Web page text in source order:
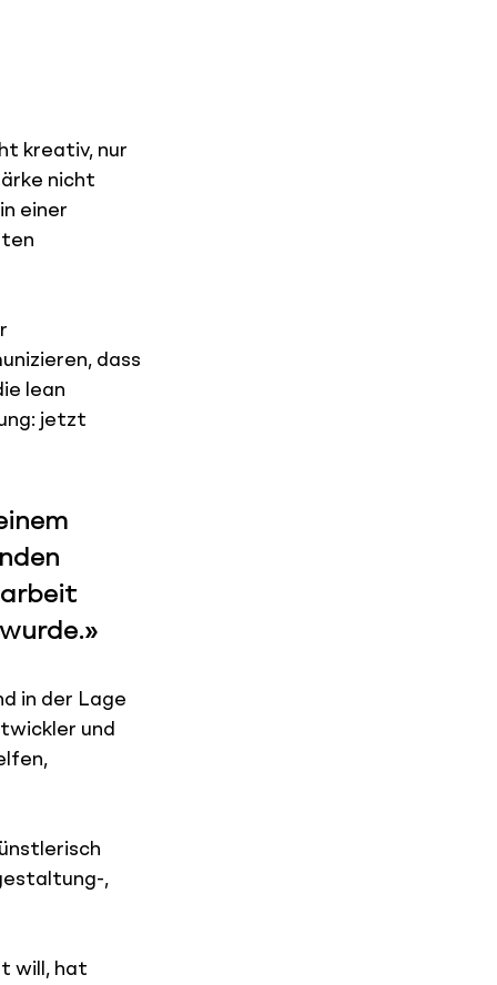
kreativ, nur
nicht
einer
dass
lean
jetzt
in der Lage
und
,
will, hat